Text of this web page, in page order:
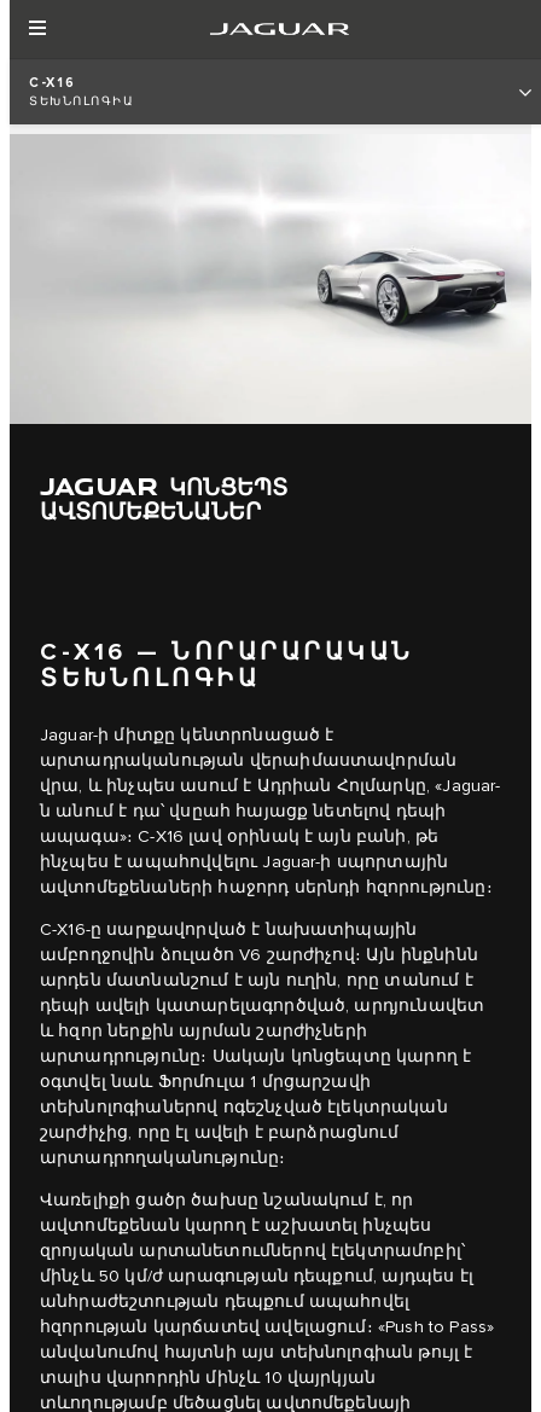
C-X16
ՏԵԽՆՈԼՈԳԻԱ
JAGUAR ԿՈՆՑԵՊՏ
ԱՎՏՈՄԵՔԵՆԱՆԵՐ
C‑X16 — ՆՈՐԱՐԱՐԱԿԱՆ
ՏԵԽՆՈԼՈԳԻԱ
Jaguar-ի միտքը կենտրոնացած է
արտադրականության վերաիմաստավորման
վրա, և ինչպես ասում է Ադրիան Հոլմարկը, «Jaguar-
ն անում է դա՝ վսըահ հայացք նետելով դեպի
ապագա»։ C‑X16 լավ օրինակ է այն բանի, թե
ինչպես է ապահովվելու Jaguar-ի սպորտային
ավտոմեքենաների հաջորդ սերնդի հզորությունը։
C‑X16-ը սարքավորված է նախատիպային
ամբողջովին ձուլածո V6 շարժիչով։ Այն ինքնինն
արդեն մատնանշում է այն ուղին, որը տանում է
դեպի ավելի կատարելագործված, արդյունավետ
և հզոր ներքին այրման շարժիչների
արտադրությունը։ Սակայն կոնցեպտը կարող է
օգտվել նաև Ֆորմուլա 1 մրցարշավի
տեխնոլոգիաներով ոգեշնչված էլեկտրական
շարժիչից, որը էլ ավելի է բարձրացնում
արտադրողականությունը։
Վառելիքի ցածր ծախսը նշանակում է, որ
ավտոմեքենան կարող է աշխատել ինչպես
զրոյական արտանետումներով էլեկտրամոբիլ՝
մինչև 50 կմ/ժ արագության դեպքում, այդպես էլ
անհրաժեշտության դեպքում ապահովել
հզորության կարճատեվ ավելացում։ «Push to Pass»
անվանումով հայտնի այս տեխնոլոգիան թույլ է
տալիս վարորդին մինչև 10 վայրկյան
տևողությամբ մեծացնել ավտոմեքենայի